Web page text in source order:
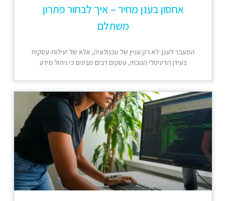
אחסון בענן מחיר – איך לבחור פתרון
משתלם
המעבר לענן: לא רק עניין של טכנולוגיה, אלא של יעילות עסקית
בעידן הדיגיטלי הנוכחי, עסקים רבים מבינים כי ניהול מידע